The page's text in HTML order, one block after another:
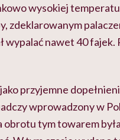
wysokiej
zdeklarowanym
nawet 40 fajek.
przyjemne
wprowadzony w
tym towarem